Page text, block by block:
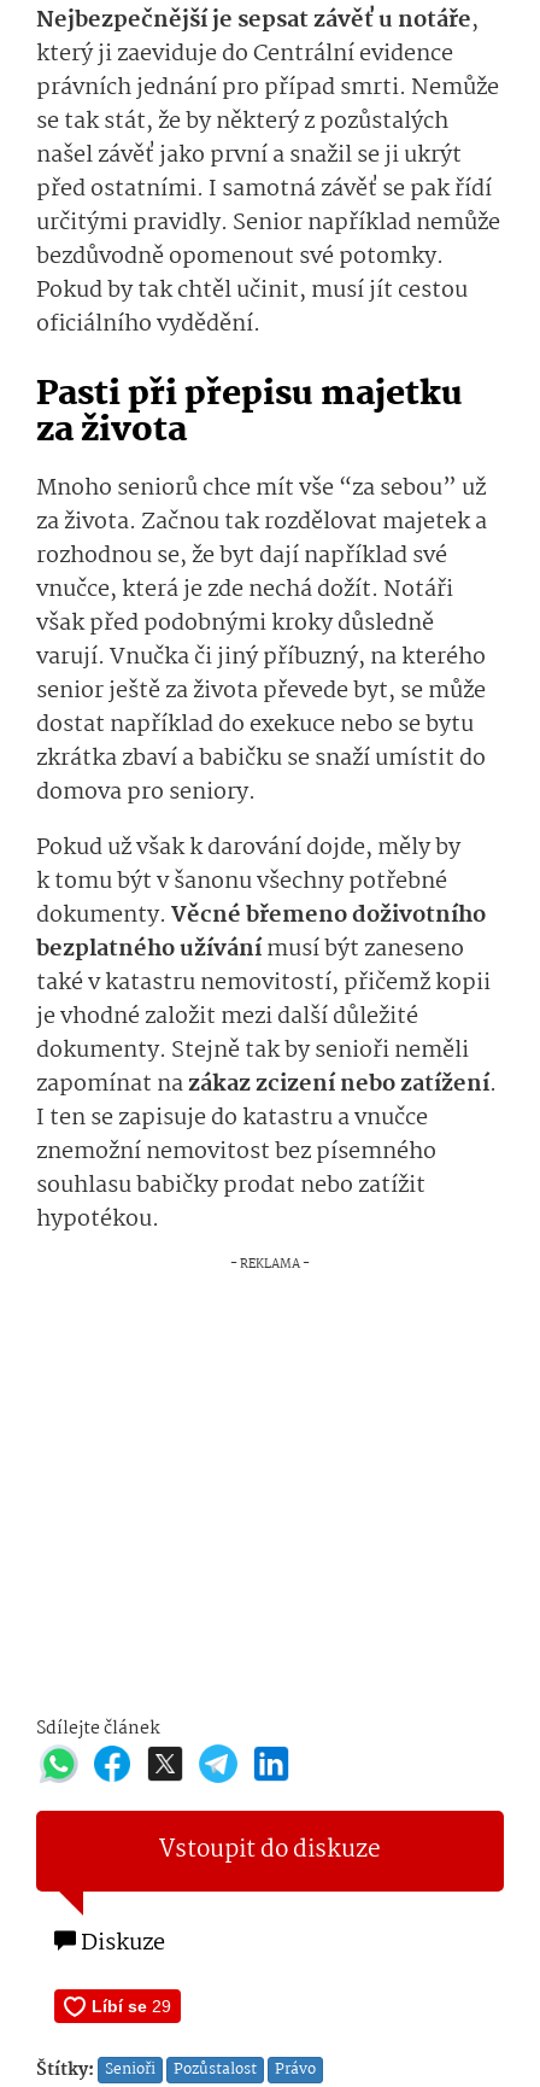
Nejbezpečnější je sepsat závěť u notáře,
který ji zaeviduje do Centrální evidence
právních jednání pro případ smrti. Nemůže
se tak stát, že by některý z pozůstalých
našel závěť jako první a snažil se ji ukrýt
před ostatními. I samotná závěť se pak řídí
určitými pravidly. Senior například nemůže
bezdůvodně opomenout své potomky.
Pokud by tak chtěl učinit, musí jít cestou
oficiálního vydědění.
Pasti při přepisu majetku
za života
Mnoho seniorů chce mít vše “za sebou” už
za života. Začnou tak rozdělovat majetek a
rozhodnou se, že byt dají například své
vnučce, která je zde nechá dožít. Notáři
však před podobnými kroky důsledně
varují. Vnučka či jiný příbuzný, na kterého
senior ještě za života převede byt, se může
dostat například do exekuce nebo se bytu
zkrátka zbaví a babičku se snaží umístit do
domova pro seniory.
Pokud už však k darování dojde, měly by
k tomu být v šanonu všechny potřebné
dokumenty. Věcné břemeno doživotního
bezplatného užívánímusí být zaneseno
také v katastru nemovitostí, přičemž kopii
je vhodné založit mezi další důležité
dokumenty. Stejně tak by senioři neměli
zapomínat nazákaz zcizení nebo zatížení.
I ten se zapisuje do katastru a vnučce
znemožní nemovitost bez písemného
souhlasu babičky prodat nebo zatížit
hypotékou.
Sdílejte článek
Vstoupit do diskuze
Diskuze
Štítky: Senioři Pozůstalost Právo